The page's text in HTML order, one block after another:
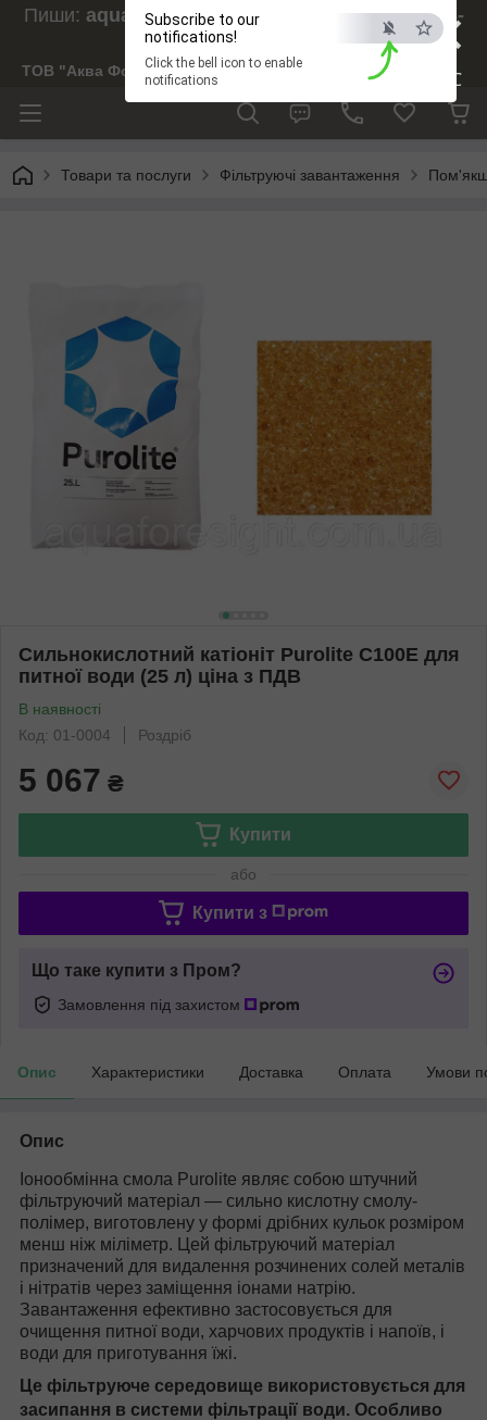
×
ESC
Subscribe to our
notifications!
Click the bell icon to enable
notifications
Пиши: aquaforesight@gmail.com , Дзвони:073-
238-29-97
ТОВ "Аква Форсайт"
Товари та послуги Фільтруючі завантаження
Сильнокислотний катіоніт Purolite C100Е для
питної води (25 л) ціна з ПДВ
В наявності
Код: 01-0004
Роздріб
5 067 ₴
Купити
або
Купити з
Що таке купити з Пром?
Замовлення під захистом
Опис Характеристики Доставка Оплата Умови
Опис
Іонообмінна смола Purolite являє собою штучний
фільтруючий матеріал — сильно кислотну смолу-
полімер, виготовлену у формі дрібних кульок розміром
менш ніж міліметр. Цей фільтруючий матеріал
призначений для видалення розчинених солей металів
і нітратів через заміщення іонами натрію.
Завантаження ефективно застосовується для
очищення питної води, харчових продуктів і напоїв, і
води для приготування їжі.
Це фільтруюче середовище використовується для
засипання в системи фільтрації води. Особливо